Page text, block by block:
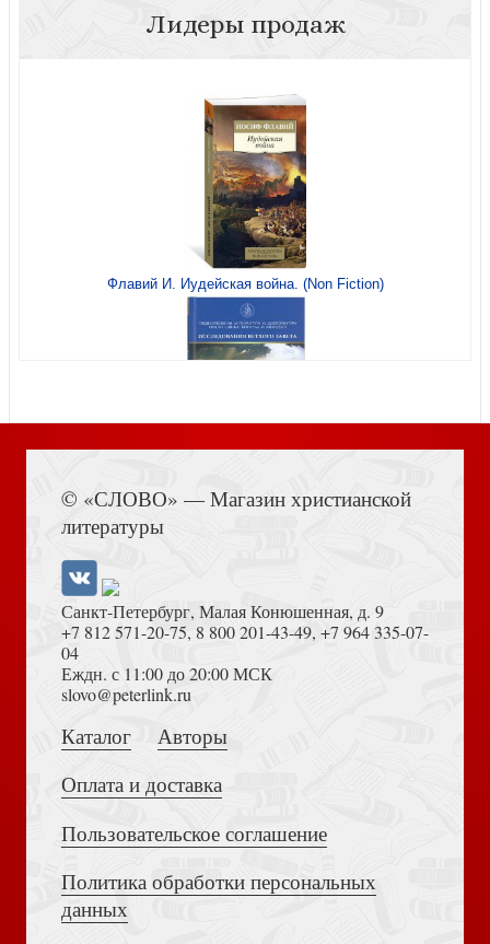
Средневековья в пространстве судебной полемики
Гершензон М.О. Узнать и полюбить. Из переписки
1893 — 1925 годов
Марион Ж-Л.. В месте себя. Подступ к св.Августину
Кирюхин Д. Триумф первых Тюдоров: репрезентация
Сидорова Л.А. Милица Васильевна Нечкина. Наука и
Лидеры продаж
Флавий И. Иудейская война. (Non Fiction)
Достоевский Ф.М. Сила и правда России (2024)
Толкование на Апокалипсис (Тихоний Африканский)
© «СЛОВО» — Магазин христианской
литературы
Санкт-Петербург, Малая Конюшенная, д. 9
+7 812 571-20-75, 8 800 201-43-49, +7 964 335-07-
04
Еждн. с 11:00 до 20:00 МСК
slovo@peterlink.ru
Каталог
Авторы
Оплата и доставка
Пользовательское соглашение
Политика обработки персональных
данных